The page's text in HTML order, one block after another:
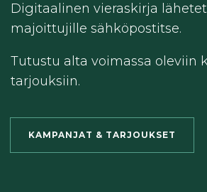
Digitaalinen vieraskirja
majoittujille sähköpostitse.
Tutustu alta voimassa oleviin
tarjouksiin.
KAMPANJAT & TARJOUKSET